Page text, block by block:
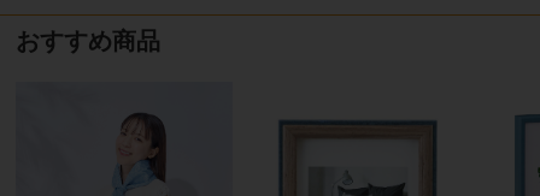
おすすめ商品